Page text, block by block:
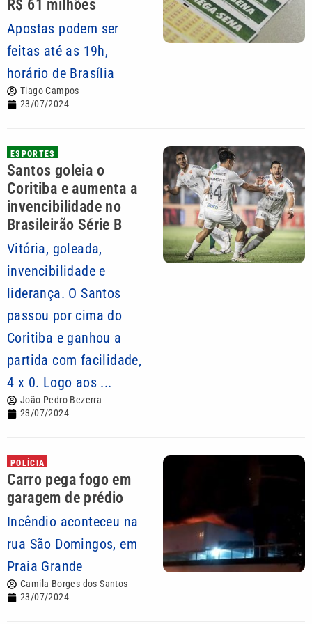
R$ 61 milhões
Apostas podem ser
feitas até as 19h,
horário de Brasília
Tiago Campos
23/07/2024
ESPORTES
Santos goleia o
Coritiba e aumenta a
invencibilidade no
Brasileirão Série B
Vitória, goleada,
invencibilidade e
liderança. O Santos
passou por cima do
Coritiba e ganhou a
partida com facilidade,
4 x 0. Logo aos ...
João Pedro Bezerra
23/07/2024
POLÍCIA
Carro pega fogo em
garagem de prédio
Incêndio aconteceu na
rua São Domingos, em
Praia Grande
Camila Borges dos Santos
23/07/2024